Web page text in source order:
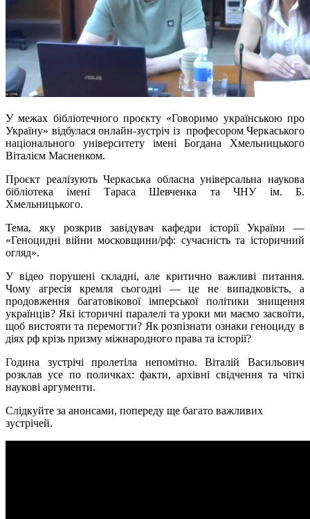
У межах бібліотечного проєкту «Говоримо українською про
Україну» відбулася онлайн-зустріч із професором Черкаського
національного університету імені Богдана Хмельницького
Віталієм Масненком.
Проєкт реалізують Черкаська обласна універсальна наукова
бібліотека імені Тараса Шевченка та ЧНУ ім. Б.
Хмельницького.
Тема, яку розкрив завідувач кафедри історії України —
«Геноцидні війни московщини/рф: сучасність та історичний
огляд».
У відео порушені складні, але критично важливі питання.
Чому агресія кремля сьогодні — це не випадковість, а
продовження багатовікової імперської політики знищення
українців? Які історичні паралелі та уроки ми маємо засвоїти,
щоб вистояти та перемогти? Як розпізнати ознаки геноциду в
діях рф крізь призму міжнародного права та історії?
Година зустрічі пролетіла непомітно. Віталій Васильович
розклав усе по поличках: факти, архівні свідчення та чіткі
наукові аргументи.
Слідкуйте за анонсами, попереду ще багато важливих
зустрічей.